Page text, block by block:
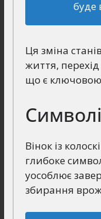
буде
Ця зміна
життя,
що є ключовою
Вінок із
глибоке
уособлює
збирання